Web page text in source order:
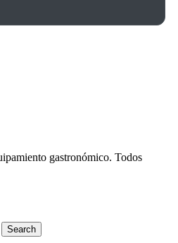
gastronómico. Todos
Search